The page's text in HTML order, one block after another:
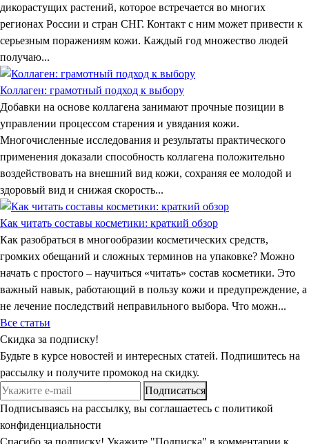
дикорастущих растений, которое встречается во многих
регионах России и стран СНГ. Контакт с ним может привести к
серьезным поражениям кожи. Каждый год множество людей
получаю...
Коллаген: грамотный подход к выбору
Добавки на основе коллагена занимают прочные позиции в
управлении процессом старения и увядания кожи.
Многочисленные исследования и результаты практического
применения доказали способность коллагена положительно
воздействовать на внешний вид кожи, сохраняя ее молодой и
здоровый вид и снижая скорость...
Как читать составы косметики: краткий обзор
Как разобраться в многообразии косметических средств,
громких обещаний и сложных терминов на упаковке? Можно
начать с простого – научиться «читать» состав косметики. Это
важный навык, работающий в пользу кожи и предупреждение, а
не лечение последствий неправильного выбора. Что можн...
Все статьи
Скидка за подписку!
Будьте в курсе новостей и интересных статей. Подпишитесь на
рассылку и получите промокод на скидку.
Подписаться
Подписываясь на рассылку, вы соглашаетесь с политикой
конфиденциальности
Спасибо за подписку! Укажите "Подписка" в комментарии к